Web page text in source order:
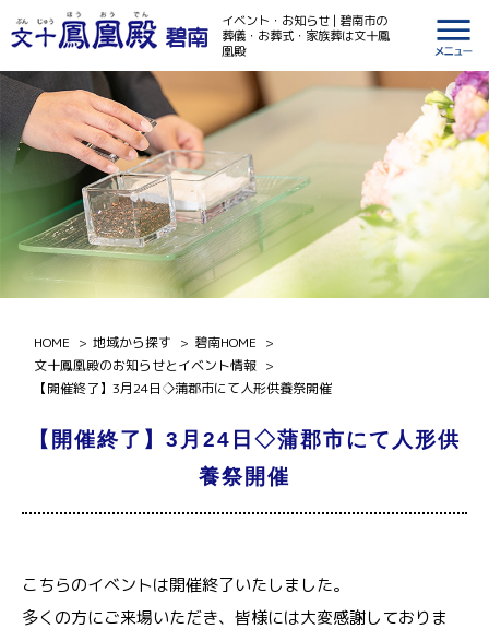
碧南
イベント・お知らせ | 碧南市の
葬儀・お葬式・家族葬は文十鳳
凰殿
HOME 地域から探す
碧南HOME
文十鳳凰殿のお知らせとイベント情報
【開催終了】3月24日◇蒲郡市にて人形供養祭開催
【開催終了】3月24日◇蒲郡市にて人形供
養祭開催
こちらのイベントは開催終了いたしました。
多くの方にご来場いただき、皆様には大変感謝しておりま